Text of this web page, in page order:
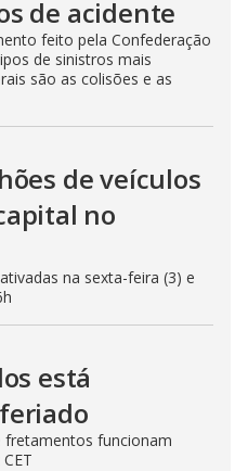
de acidente
feito pela Confederação
de sinistros mais
são as colisões e as
de veículos
no
na sexta-feira (3) e
está
fretamentos funcionam